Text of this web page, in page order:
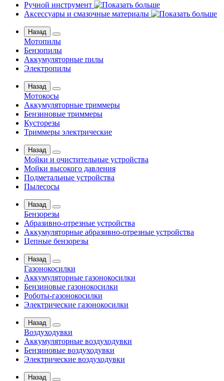
Ручной инструмент
Аксессуары и смазочные материалы
Назад
Мотопилы
Бензопилы
Аккумуляторные пилы
Электропилы
Назад
Мотокосы
Аккумуляторные триммеры
Бензиновые триммеры
Кусторезы
Триммеры электрические
Назад
Мойки и очистительные устройства
Мойки высокого давления
Подметальные устройства
Пылесосы
Назад
Бензорезы
Абразивно-отрезные устройства
Аккумуляторные абразивно-отрезные устройства
Цепные бензорезы
Назад
Газонокосилки
Аккумуляторные газонокосилки
Бензиновые газонокосилки
Роботы-газонокосилки
Электрические газонокосилки
Назад
Воздуходувки
Аккумуляторные воздуходувки
Бензиновые воздуходувки
Электрические воздуходувки
Назад